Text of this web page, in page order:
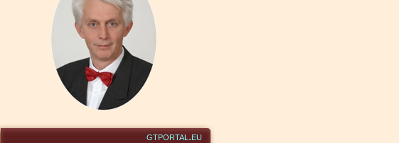
gtportal.eu